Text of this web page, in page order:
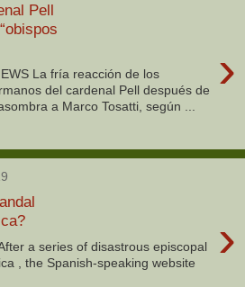
Pell
›
La fría reacción de los
del cardenal Pell después de
a Marco Tosatti, según ...
›
a series of disastrous episcopal
, the Spanish-speaking website